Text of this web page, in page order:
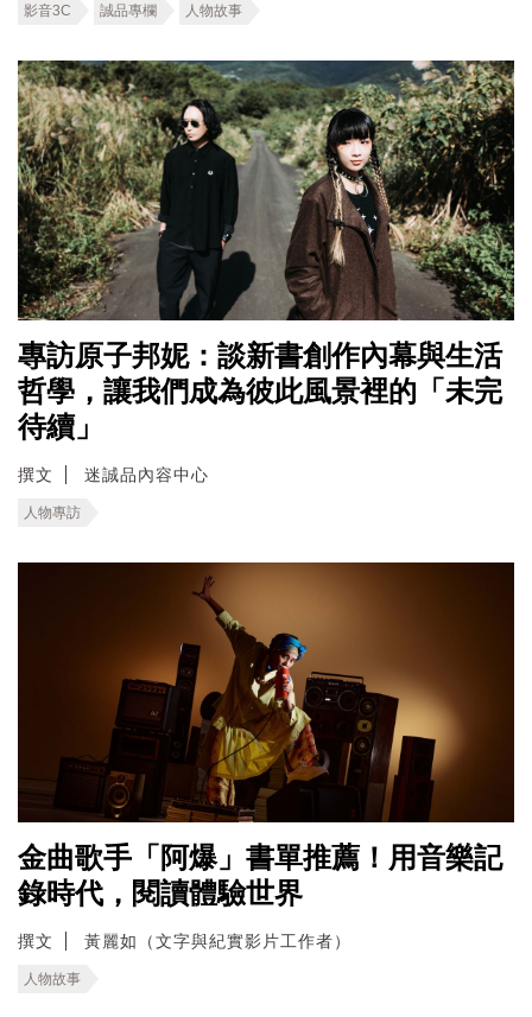
影音3C 誠品專欄 人物故事
專訪原子邦妮：談新書創作內幕與生活
哲學，讓我們成為彼此風景裡的「未完
待續」
撰文 迷誠品內容中心
人物專訪
金曲歌手「阿爆」書單推薦！用音樂記
錄時代，閱讀體驗世界
撰文 黃麗如（文字與紀實影片工作者）
人物故事